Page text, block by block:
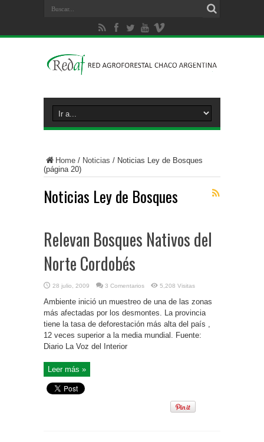
Home / Noticias / Noticias Ley de Bosques
(página 20)
Noticias Ley de Bosques
Relevan Bosques Nativos del
Norte Cordobés
28 julio, 2009 3 Comentarios 5,208 Visitas
Ambiente inició un muestreo de una de las zonas
más afectadas por los desmontes. La provincia
tiene la tasa de deforestación más alta del país ,
12 veces superior a la media mundial. Fuente:
Diario La Voz del Interior
Leer más »